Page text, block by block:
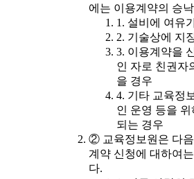
에는 이용계약의 승
1. 설비에 여유
2. 기술상에 지
3. 이용계약을
인 자로 친권자
을 경우
4. 기타 교육정
인 운영 등을
되는 경우
② 교육정보원은 다
계약 신청에 대하여
다.